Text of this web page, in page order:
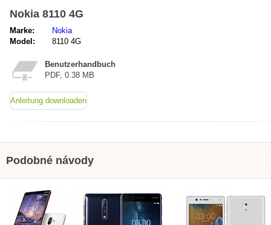
Nokia 8110 4G
Marke:
Nokia
Model:
8110 4G
Benutzerhandbuch
PDF, 0.38 MB
Anleitung downloaden
Podobné návody